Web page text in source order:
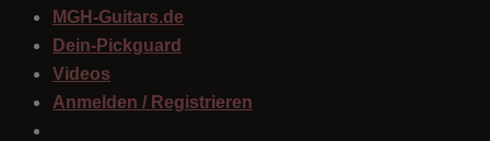
MGH-Guitars.de
Dein-Pickguard
Videos
Anmelden / Registrieren